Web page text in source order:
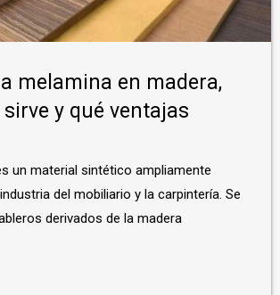
melamina en madera,
y qué ventajas
un material sintético ampliamente
del mobiliario y la carpintería. Se
derivados de la madera